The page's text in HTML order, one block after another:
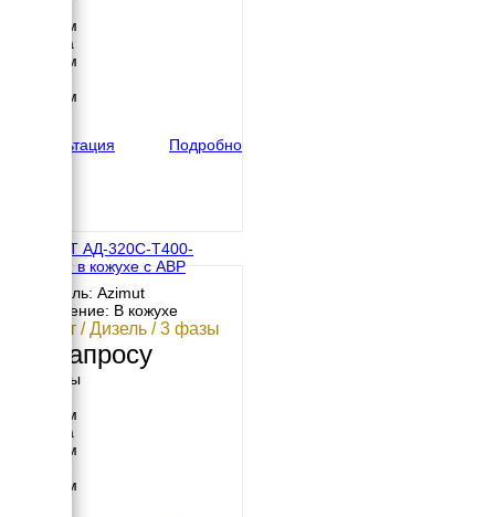
3550 мм
Ширина
1400 мм
2200 мм
Консультация
Подробно
АЗИМУТ АД-320С-Т400-
2РКМ11 в кожухе с АВР
Двигатель: Azimut
Исполнение: В кожухе
320 кВт / Дизель / 3 фазы
По запросу
Размеры
4500 мм
Ширина
1800 мм
2200 мм